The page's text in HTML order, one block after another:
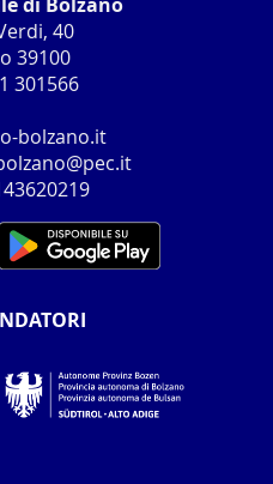
40
39100
301566
bolzano.it